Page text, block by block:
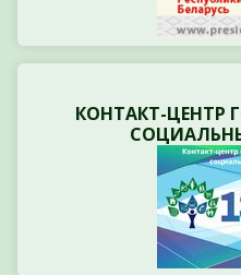
КОНТАКТ-ЦЕНТР